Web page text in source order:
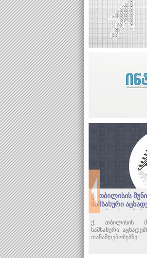
ქ. თბილისის
სამსახური
ვაკანტურ
ქ. თბილისის
სამსახური
თანამდებობებზე: